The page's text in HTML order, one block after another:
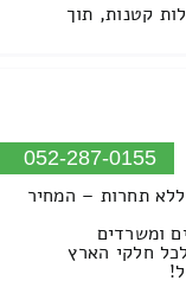
קטנות, תוך
052-287-0155
תחרות – המחיר
ומשרדים
חלקי הארץ